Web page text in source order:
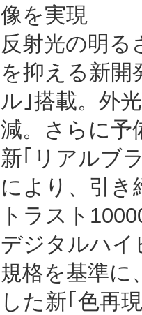
像を実現
反射光の明る
を抑える新開
ル｣搭載。外
減。さらに予
新｢リアルブ
により、引き
トラスト
デジタルハイ
規格を基準に
した新｢色再